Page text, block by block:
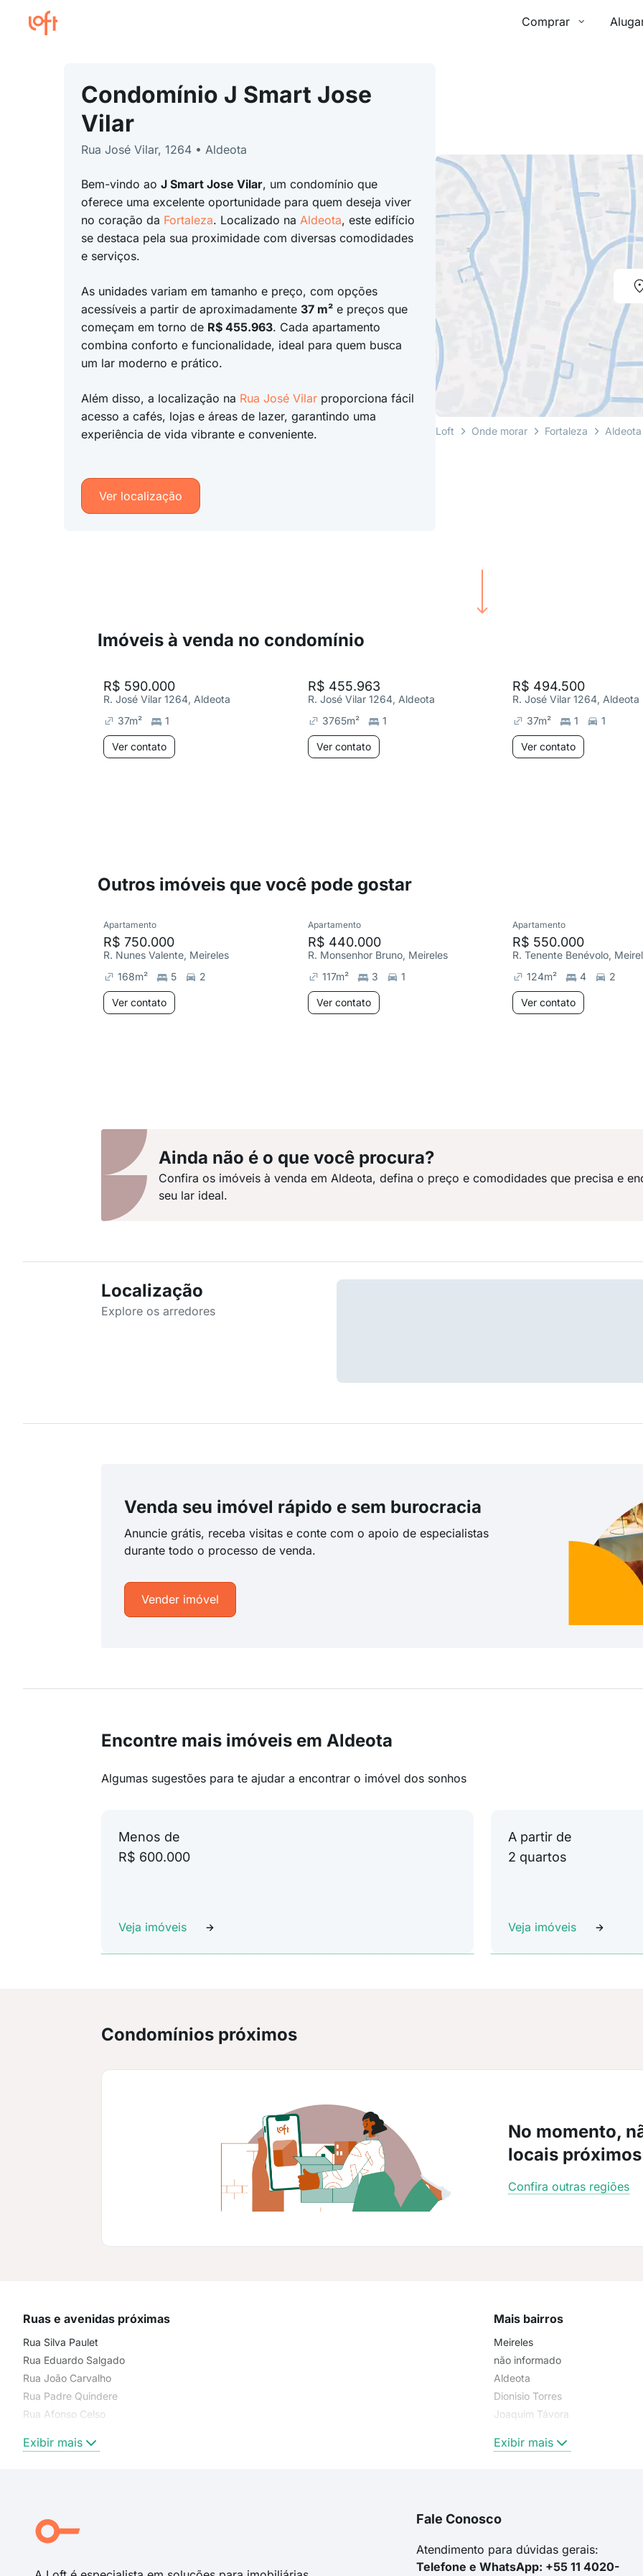
Comprar
Condomínio J Smart Jose
Vilar
Rua José Vilar, 1264 • Aldeota
Bem-vindo ao J Smart Jose Vilar, um condomínio que
oferece uma excelente oportunidade para quem deseja viver
no coração da Fortaleza. Localizado na Aldeota, este edifício
se destaca pela sua proximidade com diversas comodidades
e serviços.
As unidades variam em tamanho e preço, com opções
acessíveis a partir de aproximadamente 37 m²e preços que
começam em torno de R$ 455.963. Cada apartamento
combina conforto e funcionalidade, ideal para quem busca
um lar moderno e prático.
Além disso, a localização na Rua José Vilarproporciona fácil
acesso a cafés, lojas e áreas de lazer, garantindo uma
experiência de vida vibrante e conveniente.
Ver localização
Loft Onde morar Fortaleza Aldeota
Imóveis à venda no condomínio
R$ 590.000
R. José Vilar 1264, Aldeota
37m² 1
Ver contato
R$ 455.963
R. José Vilar 1264, Aldeota
3765m² 1
Ver contato
R$ 494.500
R. José Vilar 1264, Aldeota
37m² 1 1
Ver contato
Outros imóveis que você pode gostar
Apartamento
R$ 750.000
R. Nunes Valente, Meireles
168m² 5 2
Ver contato
Apartamento
R$ 440.000
R. Monsenhor Bruno, Meireles
117m² 3 1
Ver contato
Apartamento
R$ 550.000
R. Tenente Benévolo,
124m² 4 2
Ver contato
Ainda não é o que você procura?
Confira os imóveis à venda em Aldeota, defina o preço e comodidades que precisa e
seu lar ideal.
Localização
Explore os arredores
Venda seu imóvel rápido e sem burocracia
Anuncie grátis, receba visitas e conte com o apoio de especialistas
durante todo o processo de venda.
Vender imóvel
Encontre mais imóveis em Aldeota
Algumas sugestões para te ajudar a encontrar o imóvel dos sonhos
Menos de
R$ 600.000
Veja imóveis
A partir de
2 quartos
Veja imóveis
Condomínios próximos
No momento,
locais
Confira outras regiões
Ruas e avenidas próximas
Rua Silva Paulet
Rua Eduardo Salgado
Rua João Carvalho
Rua Padre Quindere
Rua Afonso Celso
Rua Torres Câmara
Rua Carvalho Lima
Afonso Celso
Exibir mais
Mais bairros
Meireles
não informado
Aldeota
Dionisio Torres
Joaquim Távora
Exibir mais
Fale Conosco
Atendimento para dúvidas gerais:
Telefone e WhatsApp: +55 11 4020-